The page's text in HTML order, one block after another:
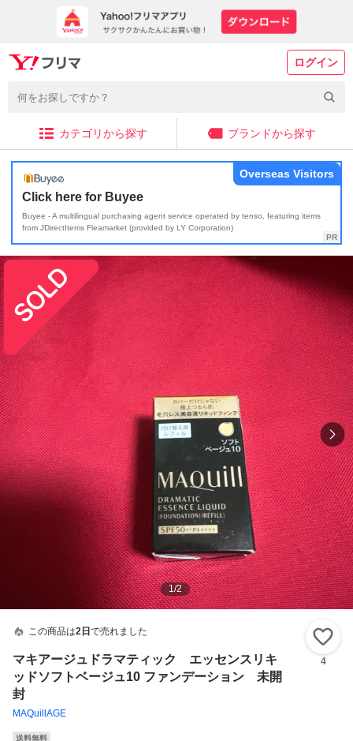
ログイン
カテゴリから探す ブランドから探す
Click here for Buyee
Buyee - A multilingual purchasing agent service operated by tenso, featuring items
from JDirectItems Fleamarket (provided by LY Corporation)
Overseas Visitors
1/2
この商品は2日 で売れました
マキアージュドラマティック エッセンスリキ
ッドソフトベージュ10 ファンデーション 未開
封
MAQuillAGE
4
送料無料